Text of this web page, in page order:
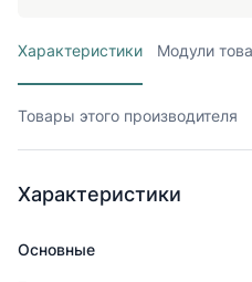
Характеристики Модули
Товары этого производителя
Характеристики
Основные